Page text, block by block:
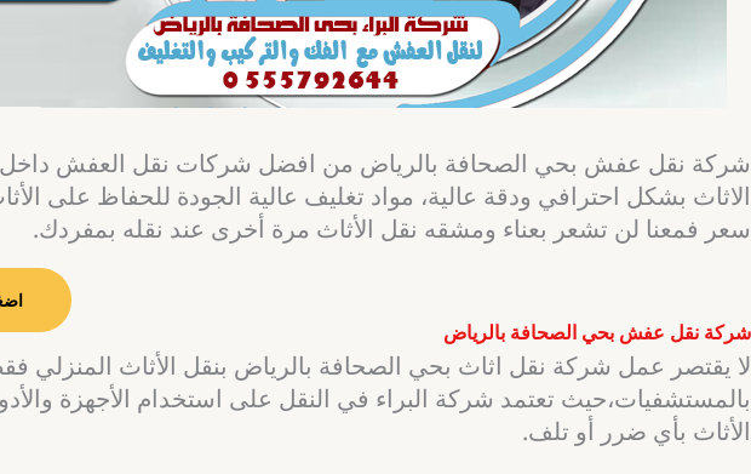
شركة نقل عفش بحي الصحافة بالرياض من افضل شركات نقل العفش داخل
الاثاث بشكل احترافي ودقة عالية، مواد تغليف عالية الجودة للحفاظ على
سعر فمعنا لن تشعر بعناء ومشقه نقل الأثاث مرة أخرى عند نقله بمفردك.
شركة نقل عفش بحي الصحافة بالرياض
لا يقتصر عمل شركة نقل اثاث بحي الصحافة بالرياض بنقل الأثاث المنزلي
بالمستشفيات،حيث تعتمد شركة البراء في النقل على استخدام الأجهزة
الأثاث بأي ضرر أو تلف.